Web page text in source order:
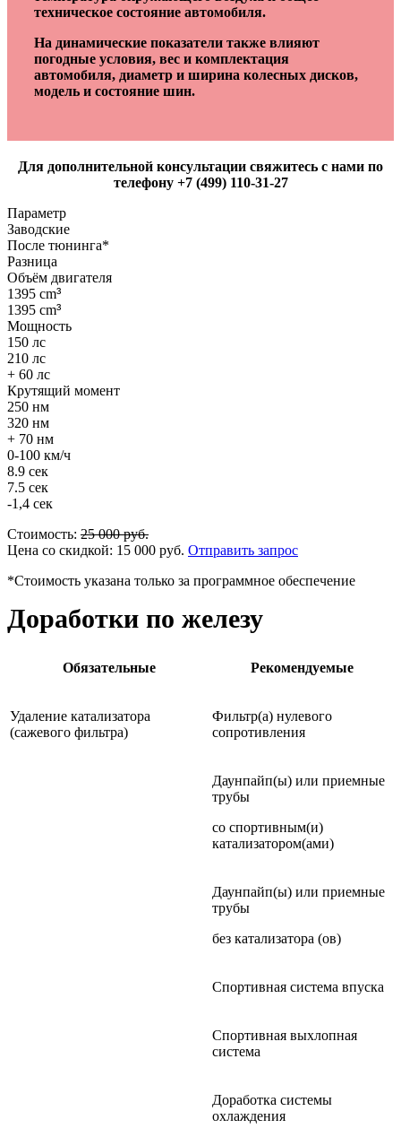
техническое состояние автомобиля.
На динамические показатели также влияют
погодные условия, вес и комплектация
автомобиля, диаметр и ширина колесных дисков,
модель и состояние шин.
Для дополнительной консультации свяжитесь с нами по
телефону +7 (499) 110-31-27
Параметр
Заводские
После тюнинга*
Разница
Объём двигателя
1395 cm³
1395 cm³
Мощность
150 лс
210 лс
+ 60 лс
Крутящий момент
250 нм
320 нм
+ 70 нм
0-100 км/ч
8.9 сек
7.5 сек
-1,4 сек
Стоимость: 25 000руб.
Цена со скидкой: 15 000 руб. Отправить запрос
*Стоимость указана только за программное обеспечение
Доработки по железу
Обязательные Рекомендуемые
Удаление катализатора
(сажевого фильтра)
Фильтр(а) нулевого
сопротивления
Даунпайп(ы) или приемные
трубы
со спортивным(и)
катализатором(ами)
Даунпайп(ы) или приемные
трубы
без катализатора (ов)
Спортивная система впуска
Спортивная выхлопная
система
Доработка системы
охлаждения